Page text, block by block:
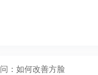
问：如何改善方脸